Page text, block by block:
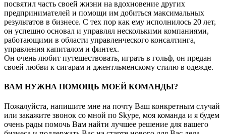
посвятил часть своей жизни на вдохновение других
предпринимателей и помощи им добиться максимальных
результатов в бизнесе. С тех пор как ему исполнилось 20 лет,
он успешно основал и управлял несколькими компаниями,
работающими в области управленческого консалтинга,
управления капиталом и финтех.
Он очень любит путешествовать, играть в гольф, он предан
своей любви к сигарам и джентльменскому стилю в одежде.
ВАМ НУЖНА ПОМОЩЬ МОЕЙ КОМАНДЫ?
Пожалуйста, напишите мне на почту Ваш конкретным случай
или закажите звонок со мной по Skype, моя команда и я будем
очень рады помочь Вам найти лучшее решение для вашего